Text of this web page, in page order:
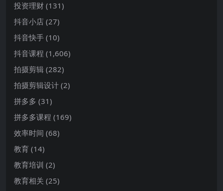
投资理财 (131)
抖音小店 (27)
抖音快手 (10)
抖音课程 (1,606)
拍摄剪辑 (282)
拍摄剪辑设计 (2)
拼多多 (31)
拼多多课程 (169)
效率时间 (68)
教育 (14)
教育培训 (2)
教育相关 (25)